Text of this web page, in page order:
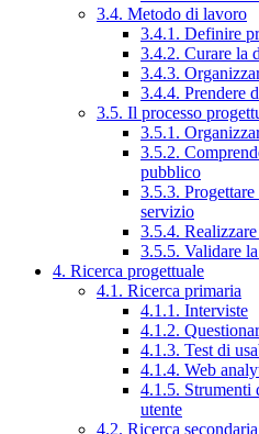
3.4. Metodo di lavoro
3.4.1. Definire
3.4.2. Curare la
3.4.3.
3.4.4. Prendere
3.5. Il processo
3.5.1.
3.5.2.
pubblico
3.5.3.
servizio
3.5.4.
3.5.5. Validare
4. Ricerca progettuale
4.1. Ricerca primaria
4.1.1. Interviste
4.1.2.
4.1.3. Test di
4.1.4. Web
4.1.5. Strumenti
utente
4.2. Ricerca secondaria